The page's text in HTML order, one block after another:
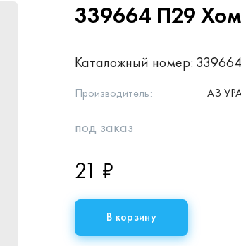
339664 П29
Каталожный номер:
Производитель: АЗ
под заказ
21 ₽
В корзину